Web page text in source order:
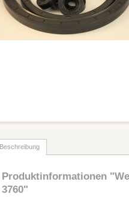
Beschreibung
Produktinformationen
3760"